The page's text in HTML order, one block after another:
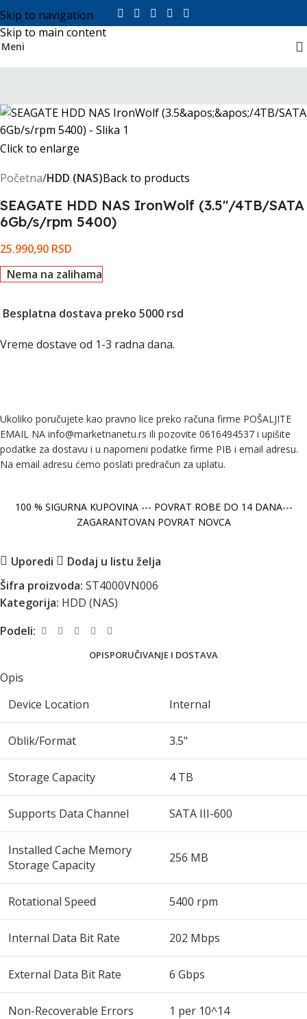
Skip to navigation
Skip to main content
Meni
Click to enlarge
Početna HDD (NAS)Back to products
SEAGATE HDD NAS IronWolf (3.5''/4TB/SATA
6Gb/s/rpm 5400)
25.990,90 RSD
Nema na zalihama
Besplatna dostava preko 5000 rsd
Vreme dostave od 1-3 radna dana.
Ukoliko poručujete kao pravno lice preko računa firme POŠALJITE
EMAIL NA info@marketnanetu.rs ili pozovite 0616494537 i upišite
podatke za dostavu i u napomeni podatke firme PIB i email adresu.
Na email adresu ćemo poslati predračun za uplatu.
100 % SIGURNA KUPOVINA --- POVRAT ROBE DO 14 DANA---
ZAGARANTOVAN POVRAT NOVCA
Uporedi
Dodaj u listu želja
Šifra proizvoda: ST4000VN006
Kategorija: HDD (NAS)
Podeli:
OPISPORUČIVANJE I DOSTAVA
Opis
Device Location
Internal
Oblik/Format 3.5"
Storage Capacity 4 TB
Supports Data Channel SATA III-600
Installed Cache Memory
Storage Capacity
256 MB
Rotational Speed 5400 rpm
Internal Data Bit Rate 202 Mbps
External Data Bit Rate 6 Gbps
Non-Recoverable Errors 1 per 10^14